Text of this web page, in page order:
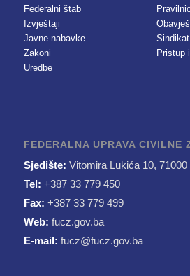
Federalni štab
Izvještaji
Javne nabavke
Zakoni
Uredbe
Sindikat
Pristup
FEDERALNA UPRAVA CIVILNE
Sjedište: Vitomira Lukića 10, 71000
Tel: +387 33 779 450
Fax: +387 33 779 499
Web: fucz.gov.ba
E-mail: fucz@fucz.gov.ba